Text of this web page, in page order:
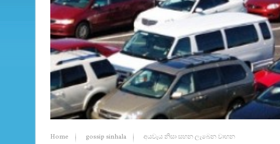
Home gossip sinhala අයවැය නිසා සහන ලැබෙන වාහන